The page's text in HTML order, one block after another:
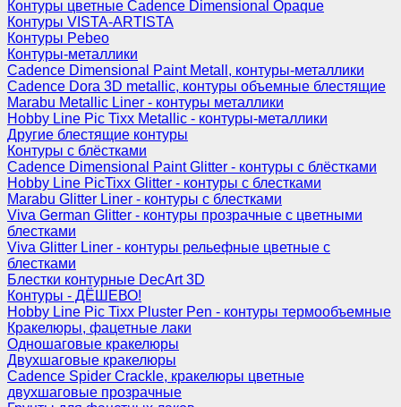
Контуры цветные Cadence Dimensional Opaque
Контуры VISTA-ARTISTA
Контуры Pebeo
Контуры-металлики
Cadence Dimensional Paint Metall, контуры-металлики
Cadence Dora 3D metallic, контуры объемные блестящие
Marabu Metallic Liner - контуры металлики
Hobby Line Pic Tixx Metallic - контуры-металлики
Другие блестящие контуры
Контуры с блёстками
Cadence Dimensional Paint Glitter - контуры с блёстками
Hobby Line PicTixx Glitter - контуры с блестками
Marabu Glitter Liner - контуры с блестками
Viva German Glitter - контуры прозрачные с цветными
блестками
Viva Glitter Liner - контуры рельефные цветные с
блестками
Блестки контурные DecArt 3D
Контуры - ДЁШЕВО!
Hobby Line Pic Tixx Pluster Pen - контуры термообъемные
Кракелюры, фацетные лаки
Одношаговые кракелюры
Двухшаговые кракелюры
Cadence Spider Crackle, кракелюры цветные
двухшаговые прозрачные